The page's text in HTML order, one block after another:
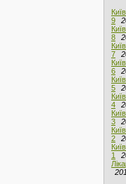
9
8
7
6
5
4
3
2
1